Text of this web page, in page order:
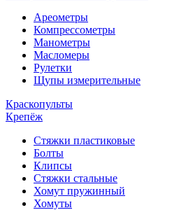
Ареометры
Компрессометры
Манометры
Масломеры
Рулетки
Щупы измерительные
Краскопульты
Крепёж
Стяжки пластиковые
Болты
Клипсы
Стяжки стальные
Хомут пружинный
Хомуты